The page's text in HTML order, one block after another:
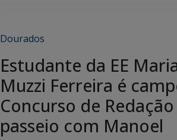
Dourados
Estudante da EE
Muzzi Ferreira é
Concurso de
passeio com Manoel